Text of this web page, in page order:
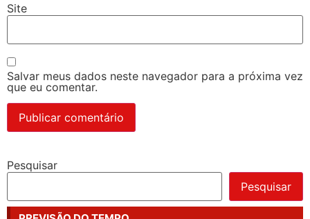
Site
Salvar meus dados neste navegador para a próxima vez
que eu comentar.
Pesquisar
Pesquisar